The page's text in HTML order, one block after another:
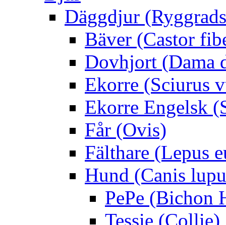
Däggdjur
Bäver (Castor
Dovhjort (Dama
Ekorre (Sciurus
Ekorre Engelsk
Får (Ovis)
Fälthare (Lepus
Hund (Canis
PePe (Bichon
Tessie (Collie)